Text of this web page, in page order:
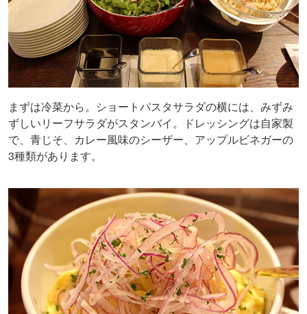
まずは冷菜から。ショートパスタサラダの横には、みずみ
ずしいリーフサラダがスタンバイ。ドレッシングは自家製
で、青じそ、カレー風味のシーザー、アップルビネガーの
3種類があります。